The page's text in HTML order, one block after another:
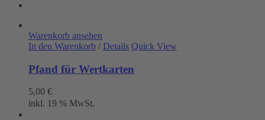
Warenkorb ansehen
In den Warenkorb / Details Quick View
Pfand für Wertkarten
5,00 €
inkl. 19 % MwSt.